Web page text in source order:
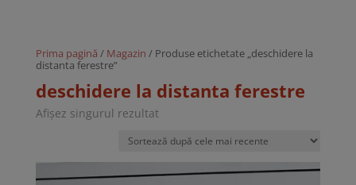
Prima pagină / Magazin / Produse etichetate „deschidere la
distanta ferestre”
deschidere la distanta ferestre
Afișez singurul rezultat